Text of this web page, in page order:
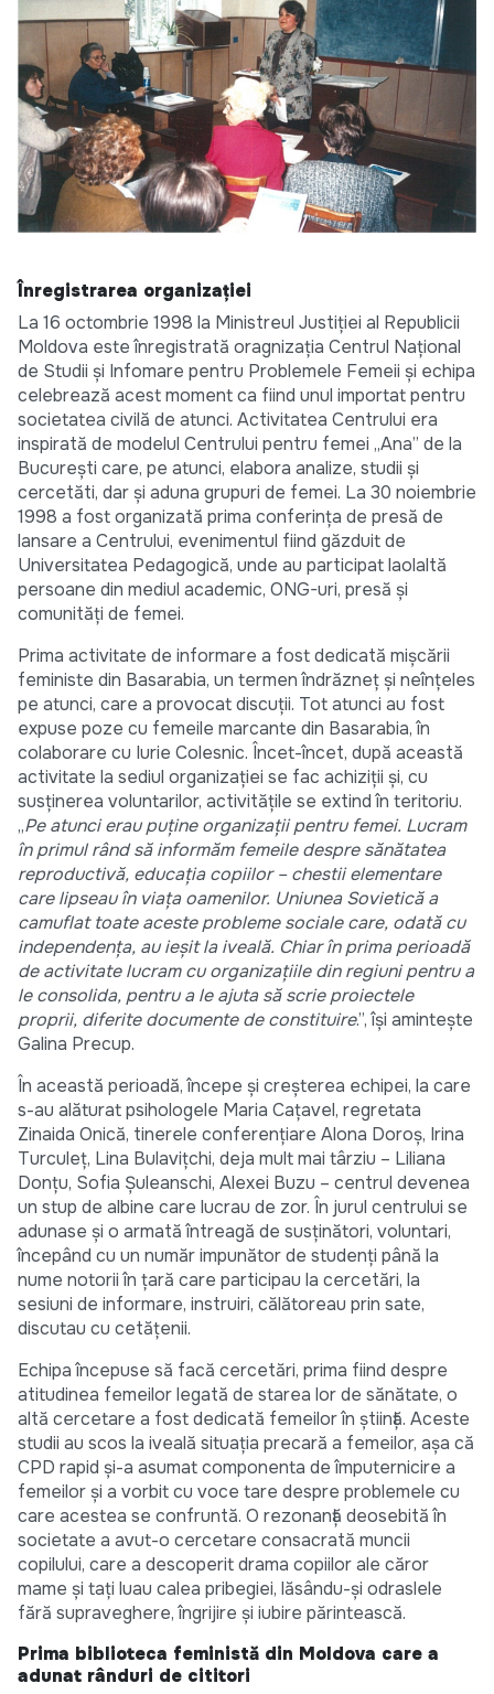
Înregistrarea organizației
La 16 octombrie 1998 la Ministreul Justiției al Republicii
Moldova este înregistrată oragnizația Centrul Național
de Studii și Infomare pentru Problemele Femeii și echipa
celebrează acest moment ca fiind unul importat pentru
societatea civilă de atunci. Activitatea Centrului era
inspirată de modelul Centrului pentru femei „Ana” de la
București care, pe atunci, elabora analize, studii și
cercetăti, dar și aduna grupuri de femei. La 30 noiembrie
1998 a fost organizată prima conferința de presă de
lansare a Centrului, evenimentul fiind găzduit de
Universitatea Pedagogică, unde au participat laolaltă
persoane din mediul academic, ONG-uri, presă și
comunități de femei.
Prima activitate de informare a fost dedicată mișcării
feministe din Basarabia, un termen îndrăzneț și neînțeles
pe atunci, care a provocat discuții. Tot atunci au fost
expuse poze cu femeile marcante din Basarabia, în
colaborare cu Iurie Colesnic. Încet-încet, după această
activitate la sediul organizației se fac achiziții și, cu
susținerea voluntarilor, activitățile se extind în teritoriu.
„Pe atunci erau puține organizații pentru femei. Lucram
în primul rând să informăm femeile despre sănătatea
reproductivă, educația copiilor – chestii elementare
care lipseau în viața oamenilor. Uniunea Sovietică a
camuflat toate aceste probleme sociale care, odată cu
independența, au ieșit la iveală. Chiar în prima perioadă
de activitate lucram cu organizațiile din regiuni pentru a
le consolida, pentru a le ajuta să scrie proiectele
proprii, diferite documente de constituire.”, își amintește
Galina Precup.
În această perioadă, începe și creșterea echipei, la care
s-au alăturat psihologele Maria Cațavel, regretata
Zinaida Onică, tinerele conferențiare Alona Doroș, Irina
Turculeț, Lina Bulavițchi, deja mult mai târziu – Liliana
Donțu, Sofia Șuleanschi, Alexei Buzu – centrul devenea
un stup de albine care lucrau de zor. În jurul centrului se
adunase și o armată întreagă de susținători, voluntari,
începând cu un număr impunător de studenți până la
nume notorii în țară care participau la cercetări, la
sesiuni de informare, instruiri, călătoreau prin sate,
discutau cu cetățenii.
Echipa începuse să facă cercetări, prima fiind despre
atitudinea femeilor legată de starea lor de sănătate, o
altă cercetare a fost dedicată femeilor în știință. Aceste
studii au scos la iveală situația precară a femeilor, așa că
CPD rapid și-a asumat componenta de împuternicire a
femeilor și a vorbit cu voce tare despre problemele cu
care acestea se confruntă. O rezonanță deosebită în
societate a avut-o cercetare consacrată muncii
copilului, care a descoperit drama copiilor ale căror
mame și tați luau calea pribegiei, lăsându-și odraslele
fără supraveghere, îngrijire și iubire părintească.
Prima biblioteca feministă din Moldova care a
adunat rânduri de cititori